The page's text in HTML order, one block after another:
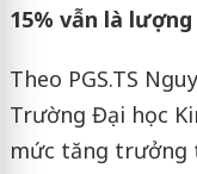
15% vẫn là
Theo PGS.TS
Trường Đại học
mức tăng trưởng